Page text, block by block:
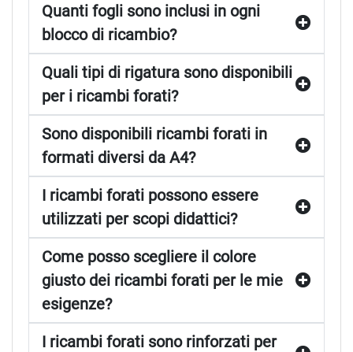
Quanti fogli sono inclusi in ogni
blocco di ricambio?
Quali tipi di rigatura sono disponibili
per i ricambi forati?
Sono disponibili ricambi forati in
formati diversi da A4?
I ricambi forati possono essere
utilizzati per scopi didattici?
Come posso scegliere il colore
giusto dei ricambi forati per le mie
esigenze?
I ricambi forati sono rinforzati per